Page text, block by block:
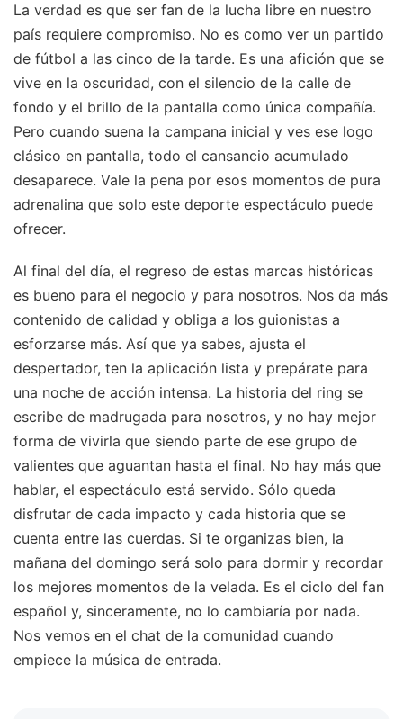
La verdad es que ser fan de la lucha libre en nuestro
país requiere compromiso. No es como ver un partido
de fútbol a las cinco de la tarde. Es una afición que se
vive en la oscuridad, con el silencio de la calle de
fondo y el brillo de la pantalla como única compañía.
Pero cuando suena la campana inicial y ves ese logo
clásico en pantalla, todo el cansancio acumulado
desaparece. Vale la pena por esos momentos de pura
adrenalina que solo este deporte espectáculo puede
ofrecer.
Al final del día, el regreso de estas marcas históricas
es bueno para el negocio y para nosotros. Nos da más
contenido de calidad y obliga a los guionistas a
esforzarse más. Así que ya sabes, ajusta el
despertador, ten la aplicación lista y prepárate para
una noche de acción intensa. La historia del ring se
escribe de madrugada para nosotros, y no hay mejor
forma de vivirla que siendo parte de ese grupo de
valientes que aguantan hasta el final. No hay más que
hablar, el espectáculo está servido. Sólo queda
disfrutar de cada impacto y cada historia que se
cuenta entre las cuerdas. Si te organizas bien, la
mañana del domingo será solo para dormir y recordar
los mejores momentos de la velada. Es el ciclo del fan
español y, sinceramente, no lo cambiaría por nada.
Nos vemos en el chat de la comunidad cuando
empiece la música de entrada.